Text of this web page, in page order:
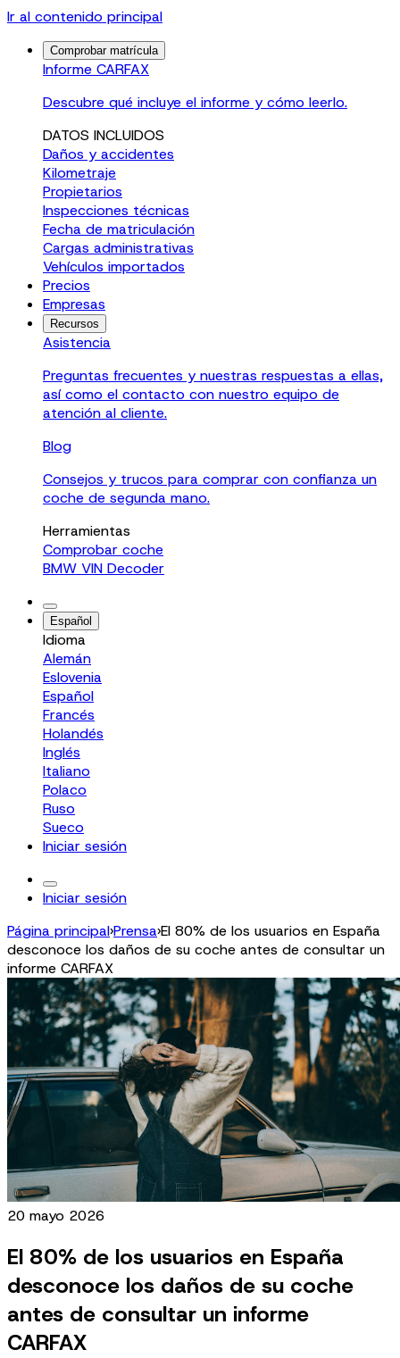
Ir al contenido principal
Comprobar matrícula
Informe CARFAX
Descubre qué incluye el informe y cómo leerlo.
DATOS INCLUIDOS
Daños y accidentes
Kilometraje
Propietarios
Inspecciones técnicas
Fecha de matriculación
Cargas administrativas
Vehículos importados
Precios
Empresas
Recursos
Asistencia
Preguntas frecuentes y nuestras respuestas a ellas,
así como el contacto con nuestro equipo de
atención al cliente.
Blog
Consejos y trucos para comprar con confianza un
coche de segunda mano.
Herramientas
Comprobar coche
BMW VIN Decoder
Español
Idioma
Alemán
Eslovenia
Español
Francés
Holandés
Inglés
Italiano
Polaco
Ruso
Sueco
Iniciar sesión
Iniciar sesión
Página principal›Prensa›El 80% de los usuarios en España
desconoce los daños de su coche antes de consultar un
informe CARFAX
20 mayo 2026
El 80% de los usuarios en España
desconoce los daños de su coche
antes de consultar un informe
CARFAX